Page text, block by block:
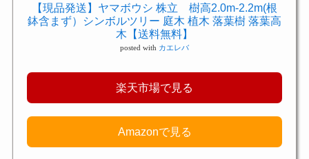
【現品発送】ヤマボウシ 株立 樹高2.0m-2.2m(根
鉢含まず）シンボルツリー 庭木 植木 落葉樹 落葉高
木【送料無料】
posted with カエレバ
楽天市場で見る
Amazonで見る